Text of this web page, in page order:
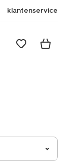
klantenservice